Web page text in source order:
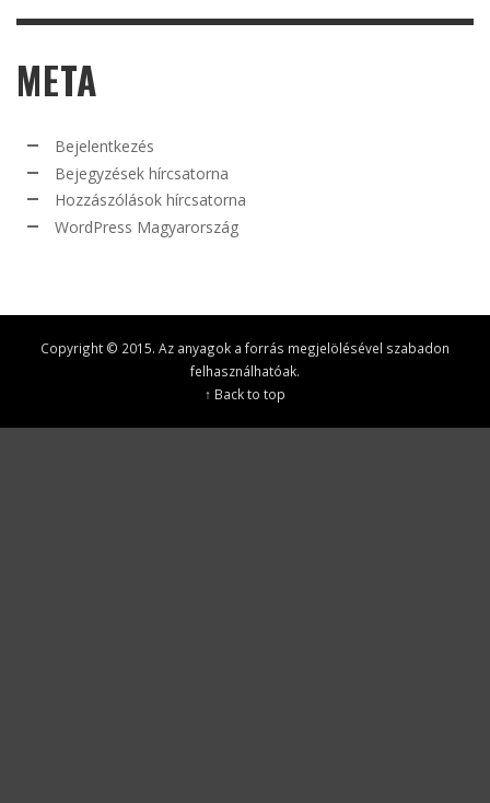
META
Bejelentkezés
Bejegyzések hírcsatorna
Hozzászólások hírcsatorna
WordPress Magyarország
Copyright © 2015. Az anyagok a forrás megjelölésével szabadon
felhasználhatóak.
↑ Back to top